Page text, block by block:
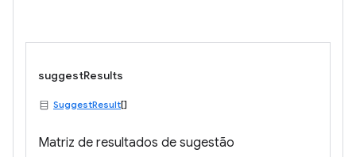
suggestResults
SuggestResult[]
Matriz de resultados de sugestão